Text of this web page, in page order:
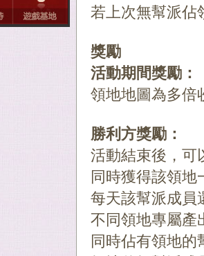
若上次無幫派佔
獎勵
活動期間獎勵：
領地地圖為多倍
勝利方獎勵：
活動結束後，可
同時獲得該領地
每天該幫派成員
不同領地專屬產
同時佔有領地